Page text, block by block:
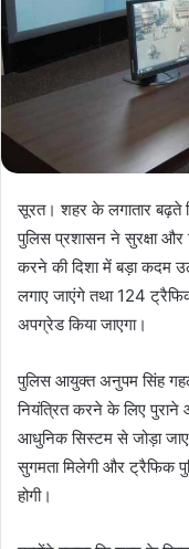
सूरत। शहर के लगातार बढ़ते
पुलिस प्रशासन ने सुरक्षा
करने की दिशा में बड़ा कदम
लगाए जाएंगे तथा 124
अपग्रेड किया जाएगा।
पुलिस आयुक्त अनुपम सिंह
नियंत्रित करने के लिए
आधुनिक सिस्टम से जोड़ा
सुगमता मिलेगी और ट्रैफिक
होगी।